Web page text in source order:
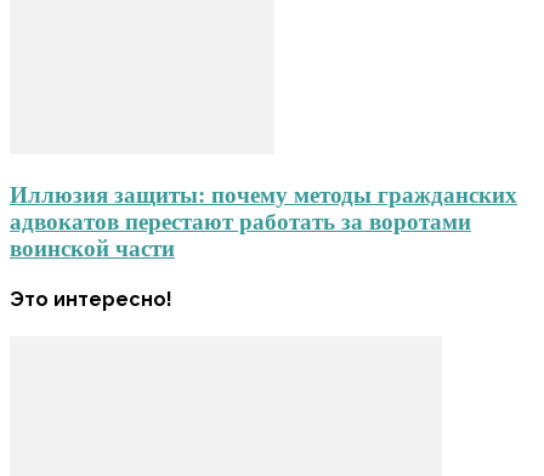
Иллюзия защиты: почему методы гражданских
адвокатов перестают работать за воротами
воинской части
Это интересно!